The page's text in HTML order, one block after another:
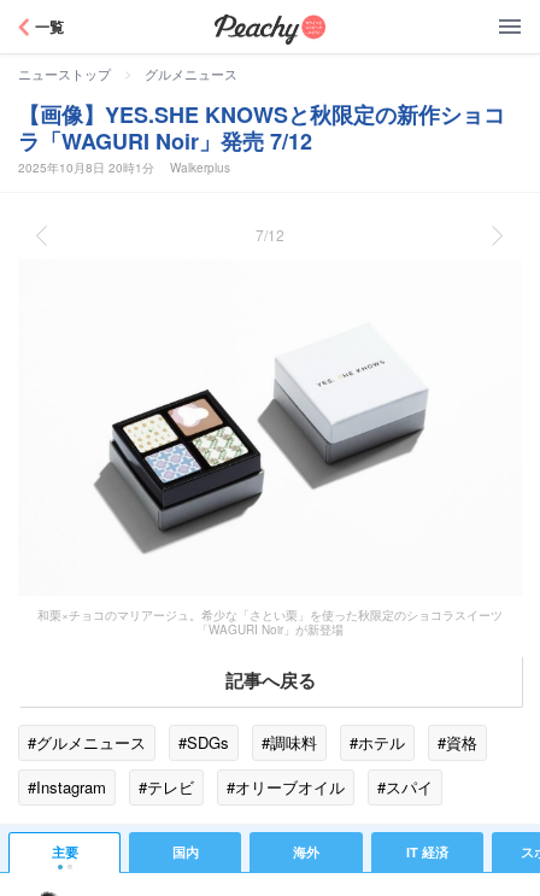
一覧
ニューストップ > グルメニュース
【画像】YES.SHE KNOWSと秋限定の新作ショコ
ラ「WAGURI Noir」発売 7/12
2025年10月8日 20時1分 Walkerplus
7/12
和栗×チョコのマリアージュ。希少な「さとい栗」を使った秋限定のショコラスイーツ
「WAGURI Noir」が新登場
記事へ戻る
#グルメニュース #SDGs #調味料 #ホテル
#資格
#Instagram
#テレビ #オリーブオイル
#スパイ
#コラボレーション
#デザート #雑誌 #箱
#メディア
#香り
#ソムリエ
主要 国内 海外 IT 経済 ス